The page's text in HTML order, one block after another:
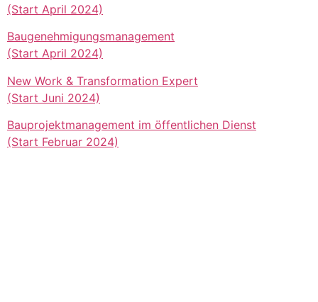
(Start April 2024)
Baugenehmigungsmanagement
(Start April 2024)
New Work & Transformation Expert
(Start Juni 2024)
Bauprojektmanagement im öffentlichen Dienst
(Start Februar 2024)